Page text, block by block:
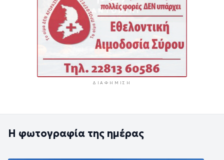
ΔΙΑΦΉΜΙΣΗ
Η φωτογραφία της ημέρας